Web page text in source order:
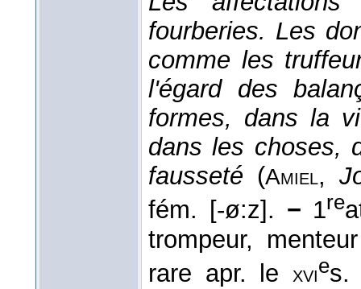
fourberies. Les
comme les
l'égard des
formes, dans la
dans les choses,
fausseté (Amiel,
fém. [-ø:z]. − 1re
trompeur,
rare apr. le
xvies.